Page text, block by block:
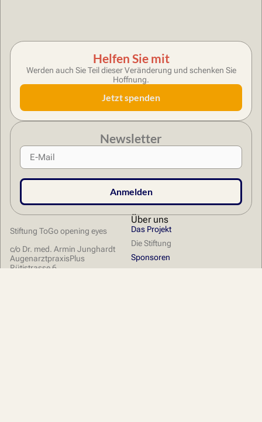
Helfen Sie mit
Werden auch Sie Teil dieser Veränderung und schenken Sie
Hoffnung.
Jetzt spenden
Newsletter
Anmelden
Stiftung ToGo opening eyes
c/o Dr. med. Armin Junghardt
AugenarztpraxisPlus
Rütistrasse 6
Über uns
Das Projekt
Die Stiftung
Sponsoren
Finanzen